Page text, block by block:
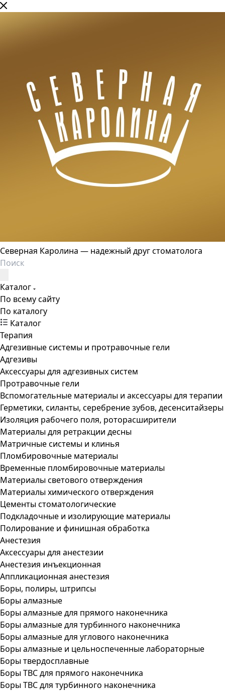
Северная Каролина — надежный друг стоматолога
Каталог
По всему сайту
По каталогу
Каталог
Терапия
Адгезивные системы и протравочные гели
Адгезивы
Аксессуары для адгезивных систем
Протравочные гели
Вспомогательные материалы и аксессуары для терапии
Герметики, силанты, серебрение зубов, десенситайзеры
Изоляция рабочего поля, роторасширители
Материалы для ретракции десны
Матричные системы и клинья
Пломбировочные материалы
Временные пломбировочные материалы
Материалы светового отверждения
Материалы химического отверждения
Цементы стоматологические
Подкладочные и изолирующие материалы
Полирование и финишная обработка
Анестезия
Аксессуары для анестезии
Анестезия инъекционная
Аппликационная анестезия
Боры, полиры, штрипсы
Боры алмазные
Боры алмазные для прямого наконечника
Боры алмазные для турбинного наконечника
Боры алмазные для углового наконечника
Боры алмазные и цельноспеченные лабораторные
Боры твердосплавные
Боры ТВС для прямого наконечника
Боры ТВС для турбинного наконечника